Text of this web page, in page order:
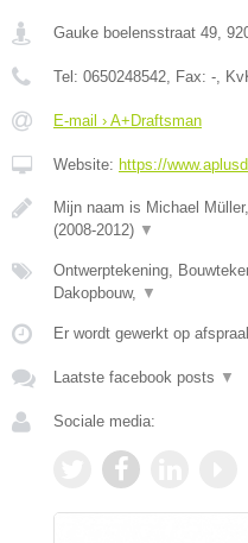
Gauke boelensstraat 49,
Tel: 0650248542, Fax: -,
E-mail › A+Draftsman
Website: https://
Mijn naam is Michael
(2008-2012) ▼
Ontwerptekening,
Dakopbouw, ▼
Er wordt gewerkt op
Laatste facebook posts ▼
Sociale media: